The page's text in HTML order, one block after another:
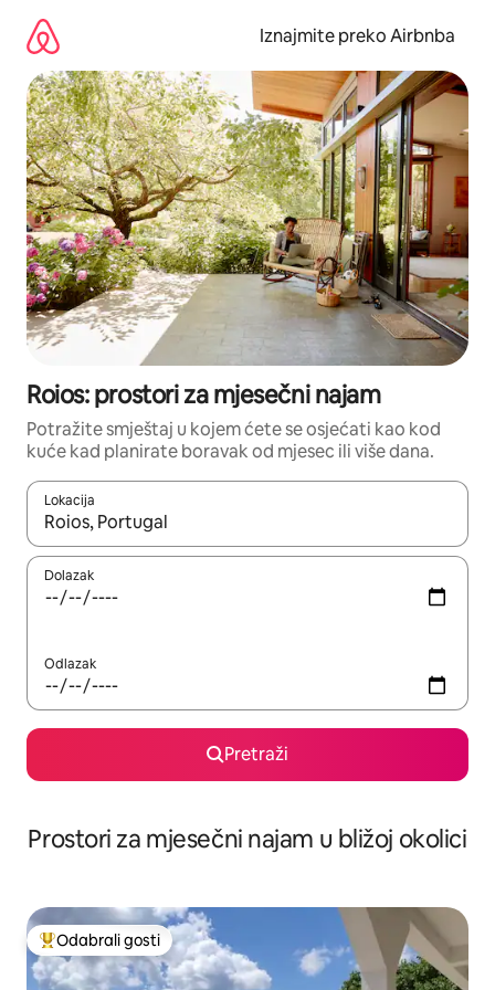
sadržaj
Iznajmite preko Airbnba
Roios: prostori za mjesečni najam
Potražite smještaj u kojem ćete se osjećati kao kod
kuće kad planirate boravak od mjesec ili više dana.
Lokacija
Kada budu dostupni rezultati, moći ćete ih pregledati
Dolazak
Odlazak
Pretraži
Prostori za mjesečni najam u bližoj okolici
Među najviše rangiranima s oznakom „Odabrali gosti”
Odabrali gosti